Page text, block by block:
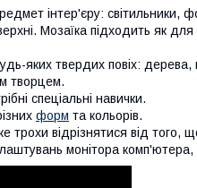
інтер'єру: світильники,
Мозаїка підходить як для
яких твердих повіх: дерева,
творцем.
спеціальні навички.
форм та кольорів.
трохи відрізнятися від того,
монітора комп'ютера,